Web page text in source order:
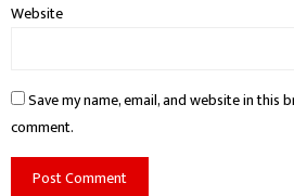
Website
Save my name, email, and website in this
comment.